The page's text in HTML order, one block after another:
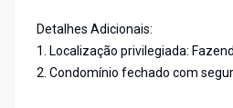
Detalhes Adicionais:
1. Localização privilegiada:
2. Condomínio fechado com